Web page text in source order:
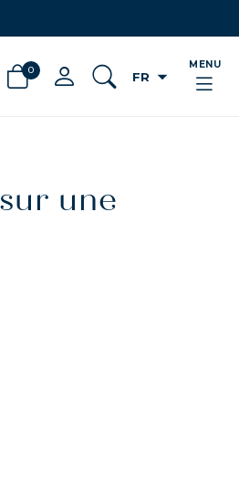
0 FR arrow_drop_down
MENU
une